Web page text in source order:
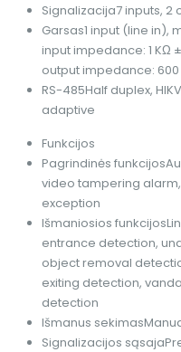
Signalizacija7 inputs, 2
Garsas1 input (line in),
input impedance: 1 KΩ
output impedance:
RS-485Half duplex,
adaptive
Funkcijos
Pagrindinės funkcijos
video tampering
exception
Išmaniosios funkcijos
entrance detection,
object removal
exiting detection,
detection
Išmanus sekimas
Signalizacijos sąsaja